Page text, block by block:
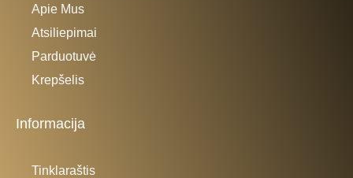
Apie Mus
Atsiliepimai
Parduotuvė
Krepšelis
Informacija
Tinklaraštis